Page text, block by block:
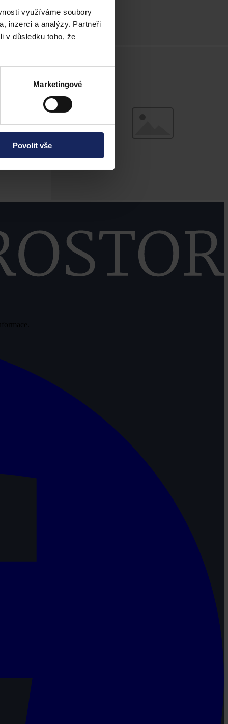
využíváme soubory
inzerci a analýzy. Partneři
v důsledku toho, že
Marketingové
Povolit vše